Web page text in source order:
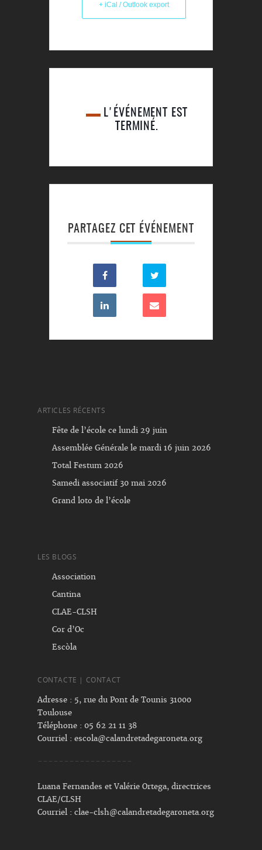
+ iCal / Outlook export
L'ÉVÉNEMENT EST
TERMINÉ.
PARTAGEZ CET ÉVÉNEMENT
ARTICLES RÉCENTS
Fête de l’école ce lundi 29 juin
Assemblée Générale le mardi 16 juin 2026
Total Festum 2026
Samedi associatif 30 mai 2026
Grand loto de l’école
LES BLOGS
Association
Cantina
CLAE-CLSH
Cor d’Oc
Escòla
CONTACTE | CONTACT
Adresse : 5, rue du Pont de Tounis 31000
Toulouse
Téléphone : 05 62 21 11 38
Courriel : escola@calandretadegaroneta.org
------------------
Luana Fernandes et Valérie Ortega, directrices
CLAE/CLSH
Courriel : clae-clsh@calandretadegaroneta.org